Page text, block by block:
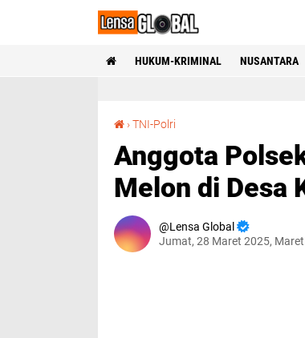
HUKUM-KRIMINAL NUSANTARA
›TNI-Polri
Anggota
Melon di Desa
Lensa Global
Jumat, 28 Maret 2025, Maret